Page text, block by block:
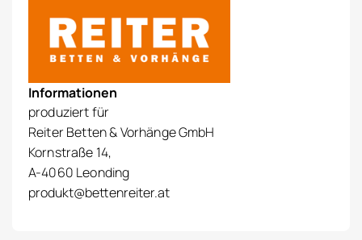
Informationen
produziert für
Reiter Betten & Vorhänge GmbH
Kornstraße 14,
A-4060 Leonding
produkt@bettenreiter.at